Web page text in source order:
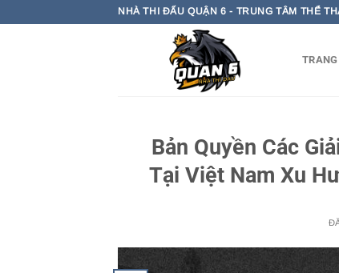
NHÀ THI ĐẤU QUẬN 6 - TRUNG TÂM THỂ
Bản Quyền Các
Tại Việt Nam Xu